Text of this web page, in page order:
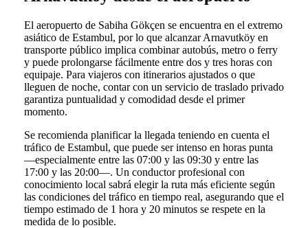
El aeropuerto de Sabiha Gökçen se encuentra en el extremo
asiático de Estambul, por lo que alcanzar Arnavutköy en
transporte público implica combinar autobús, metro o ferry
y puede prolongarse fácilmente entre dos y tres horas con
equipaje. Para viajeros con itinerarios ajustados o que
lleguen de noche, contar con un servicio de traslado privado
garantiza puntualidad y comodidad desde el primer
momento.
Se recomienda planificar la llegada teniendo en cuenta el
tráfico de Estambul, que puede ser intenso en horas punta
—especialmente entre las 07:00 y las 09:30 y entre las
17:00 y las 20:00—. Un conductor profesional con
conocimiento local sabrá elegir la ruta más eficiente según
las condiciones del tráfico en tiempo real, asegurando que el
tiempo estimado de 1 hora y 20 minutos se respete en la
medida de lo posible.